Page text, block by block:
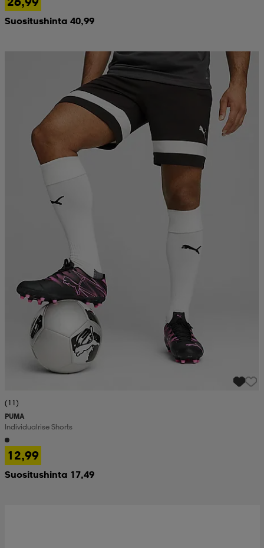
Suositushinta 40,99
(11)
PUMA
Individualrise Shorts
12,99
Suositushinta 17,49